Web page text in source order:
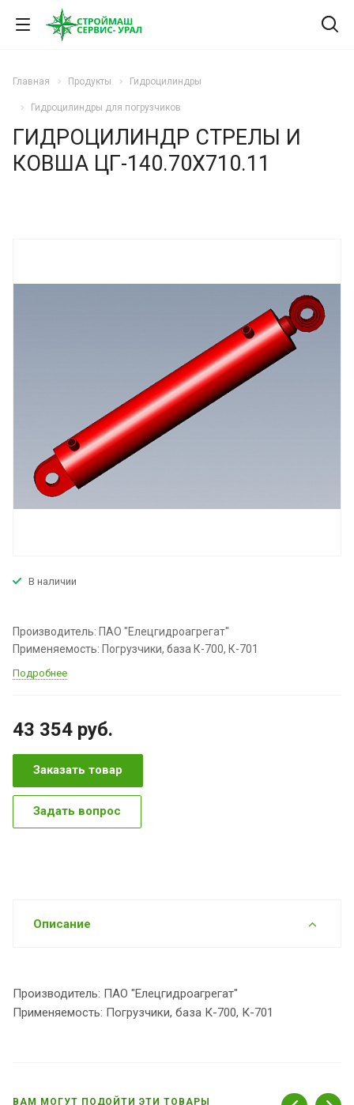
Главная Продукты Гидроцилиндры
Гидроцилиндры для погрузчиков
ГИДРОЦИЛИНДР СТРЕЛЫ И
КОВША ЦГ-140.70Х710.11
В наличии
Производитель: ПАО "Елецгидроагрегат"
Применяемость: Погрузчики, база К-700, К-701
Подробнее
43 354 руб.
Заказать товар
Задать вопрос
Описание
Производитель: ПАО "Елецгидроагрегат"
Применяемость: Погрузчики, база К-700, К-701
ВАМ МОГУТ ПОДОЙТИ ЭТИ ТОВАРЫ